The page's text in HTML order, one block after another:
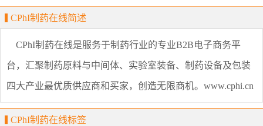
CPhI制药在线简述
CPhI制药在线是服务于制药行业的专业B2B电子商务平
台，汇聚制药原料与中间体、实验室装备、制药设备及包装
四大产业最优质供应商和买家，创造无限商机。www.cphi.cn
CPhI制药在线标签